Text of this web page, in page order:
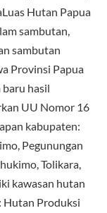
Hutan Papua
sambutan,
sambutan
Provinsi Papua
hasil
UU Nomor 16
kabupaten:
Pegunungan
Tolikara,
kawasan hutan
Hutan Produksi